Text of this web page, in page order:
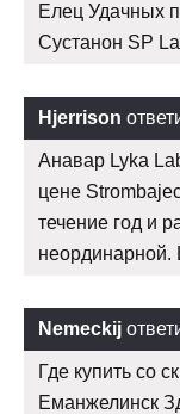
Елец Удачных
Сустанон SP
Hjerrison
Анавар Lyka
цене
течение год и
Nemeckij
Где купить со
Еманжелинск